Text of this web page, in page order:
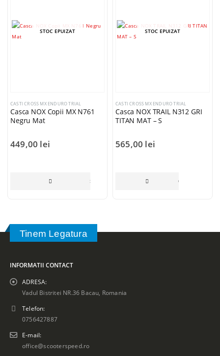
STOC EPUIZAT
CASTI CROSS MX ENDURO TRIAL
Casca NOX Copii MX N761
Negru Mat
449,00 lei
SELECTEAZĂ OPȚIUNILE
STOC EPUIZAT
CASTI CROSS MX ENDURO TRIAL
Casca NOX TRAIL N312 GRI
TITAN MAT – S
565,00 lei
CITEȘTE MAI
Tinem Legatura
INFORMATII CONTACT
ADRESA:
Vadul Bistritei NR.36 Bacau, Romania
Telefon:
0756427887
E-mail:
office@scooterspeed.ro